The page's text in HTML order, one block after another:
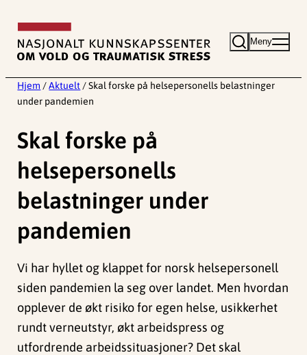
innhold
Meny
Hjem / Aktuelt / Skal forske på helsepersonells belastninger
under pandemien
Skal forske på
helsepersonells
belastninger under
pandemien
Vi har hyllet og klappet for norsk helsepersonell
siden pandemien la seg over landet. Men hvordan
opplever de økt risiko for egen helse, usikkerhet
rundt verneutstyr, økt arbeidspress og
utfordrende arbeidssituasjoner? Det skal